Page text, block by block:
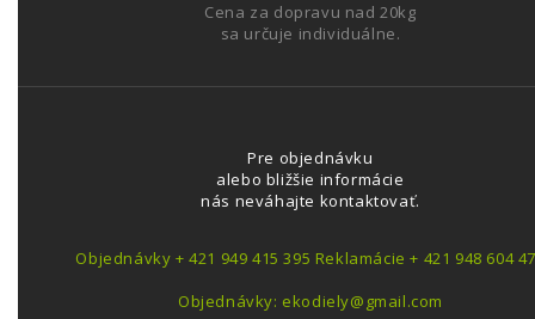
Cena za dopravu nad 20kg
sa určuje individuálne.
Pre objednávku
alebo bližšie informácie
nás neváhajte kontaktovať.
Objednávky + 421 949 415 395 Reklamácie + 421 948 604
Objednávky: ekodiely@gmail.com